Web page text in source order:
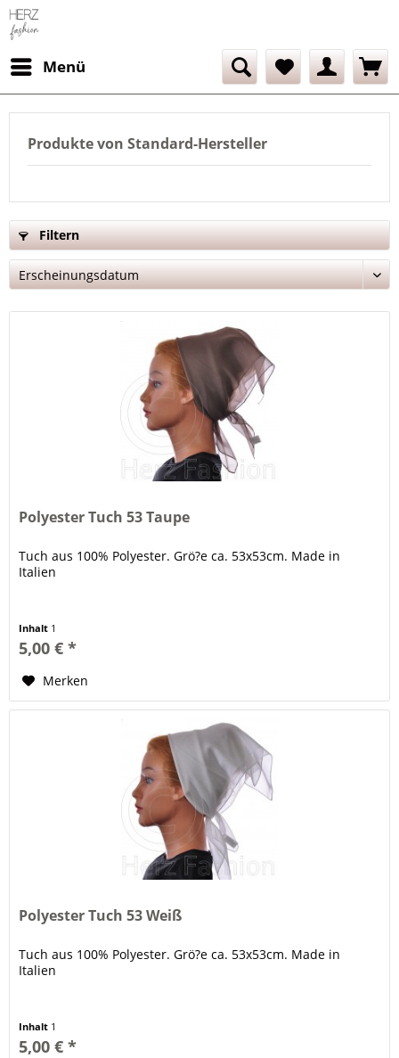
Menü
Produkte von Standard-Hersteller
Filtern
Polyester Tuch 53 Taupe
Tuch aus 100% Polyester. Grö?e ca. 53x53cm. Made in
Italien
Inhalt 1
5,00 € *
Merken
Polyester Tuch 53 Weiß
Tuch aus 100% Polyester. Grö?e ca. 53x53cm. Made in
Italien
Inhalt 1
5,00 € *